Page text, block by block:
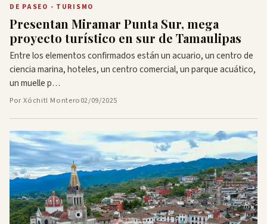
DE PASEO - TURISMO
Presentan Miramar Punta Sur, mega
proyecto turístico en sur de Tamaulipas
Entre los elementos confirmados están un acuario, un centro de
ciencia marina, hoteles, un centro comercial, un parque acuático,
un muelle p…
Por Xóchitl Montero02/09/2025